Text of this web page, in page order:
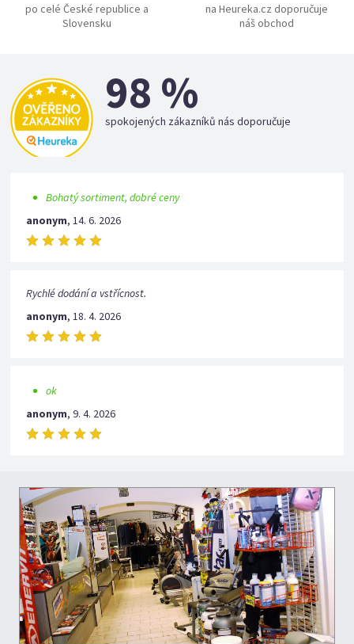
po celé České republice a
Slovensku
na Heureka.cz doporučuje
náš obchod
98 %
spokojených zákazníků nás doporučuje
Bohatý sortiment, dobré ceny
anonym,14. 6. 2026
Rychlé dodání a vstřícnost.
anonym,18. 4. 2026
ok
anonym,9. 4. 2026